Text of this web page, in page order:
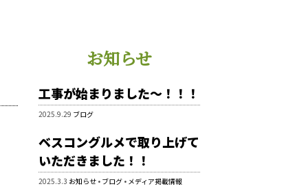
お知らせ
工事が始まりました～！！！
2025.9.29 ブログ
ベスコングルメで取り上げて
いただきました！！
2025.3.3 お知らせ • ブログ • メディア掲載情報